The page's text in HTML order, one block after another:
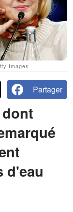
Images
Partager
d'eau